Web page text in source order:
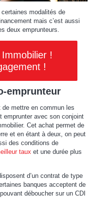
modalités de
mais c’est aussi
deux emprunteurs.
!
!
emprunteur
de mettre en commun les
emprunter avec son conjoint
Cet achat permet de
et en étant à deux, on peut
des conditions de
taux et une durée plus
d’un contrat de type
banques acceptent de
déboucher sur un CDI